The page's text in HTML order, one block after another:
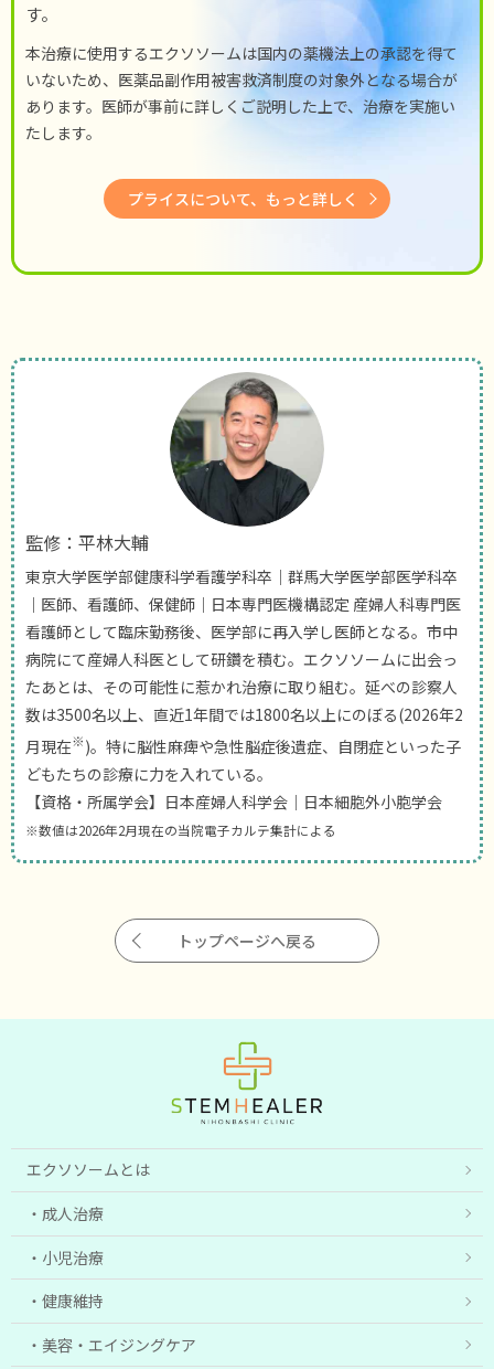
す。
本治療に使用するエクソソームは国内の薬機法上の承認を得て
いないため、医薬品副作用被害救済制度の対象外となる場合が
あります。医師が事前に詳しくご説明した上で、治療を実施い
たします。
プライスについて、もっと詳しく
監修：平林大輔
東京大学医学部健康科学看護学科卒｜群馬大学医学部医学科卒
｜医師、看護師、保健師｜日本専門医機構認定 産婦人科専門医
看護師として臨床勤務後、医学部に再入学し医師となる。市中
病院にて産婦人科医として研鑽を積む。エクソソームに出会っ
たあとは、その可能性に惹かれ治療に取り組む。延べの診察人
数は3500名以上、直近1年間では1800名以上にのぼる(2026年2
月現在※)。特に脳性麻痺や急性脳症後遺症、自閉症といった子
どもたちの診療に力を入れている。
【資格・所属学会】日本産婦人科学会｜日本細胞外小胞学会
※数値は2026年2月現在の当院電子カルテ集計による
トップページへ戻る
エクソソームとは
成人治療
小児治療
健康維持
美容・エイジングケア